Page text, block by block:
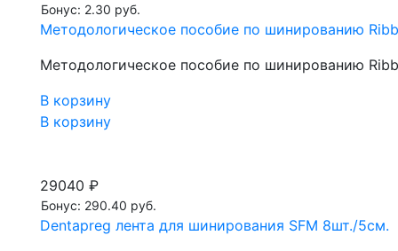
Бонус: 2.30 руб.
Методологическое пособие по шинированию
Методологическое пособие по шинированию
В корзину
В корзину
29040 ₽
Бонус: 290.40 руб.
Dentapreg лента для шинирования SFM 8шт./5см.